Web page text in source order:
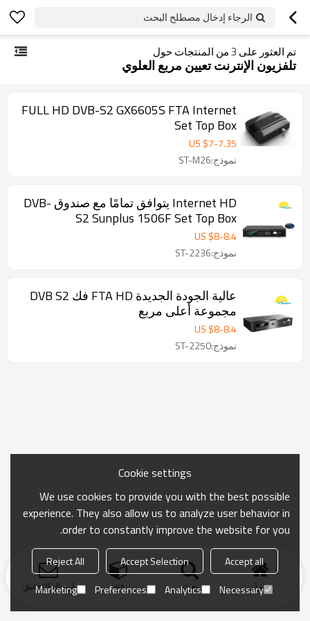
الرجاء إدخال مصطلح البحث
تم العثور على 3من المنتجات حول
تلفزيون الإنترنت تعيين مربع العلوي
FULL HD DVB-S2 GX6605S FTA Internet
Set Top Box
US $7-7.35
نموذج:ST-M26
Internet HD يتوافق تمامًا مع صندوق DVB-
S2 Sunplus 1506F Set Top Box
US $8-8.4
نموذج:ST-2236
عالية الجودة الجديدة FTA HD فك DVB S2
مجموعة أعلى مربع
US $8-8.4
نموذج:ST-2250
منزل بحث فئة ارسال التحقيق
Cookie settings
We use cookies to provide you with the best possible
experience. They also allow us to analyze user behavior in
order to constantly improve the website for you.
Accept all
Accept Selection
Reject All
Necessary
Analytics
Preferences
Marketing